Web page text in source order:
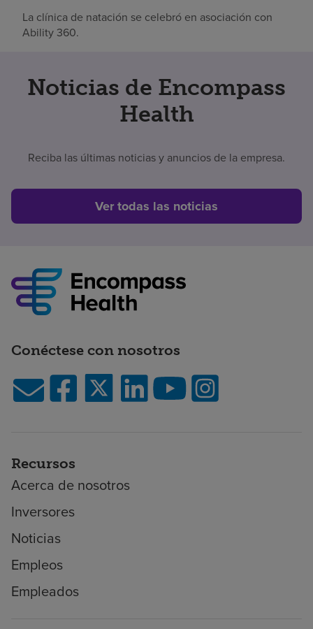
La clínica de natación se celebró en asociación con
Ability 360.
Noticias de Encompass
Health
Reciba las últimas noticias y anuncios de la empresa.
Ver todas las noticias
Conéctese con nosotros
Recursos
Acerca de nosotros
Inversores
Noticias
Empleos
Empleados